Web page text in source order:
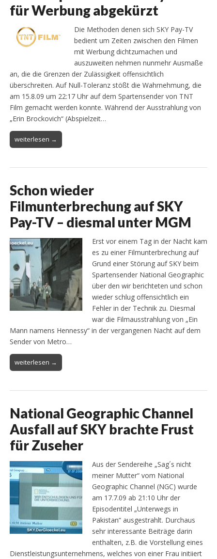
für Werbung abgekürzt
Die Methoden denen sich SKY Pay-TV
bedient um Zeiten zwischen den Filmen
mit Werbung dichtzumachen und
auszuweiten nehmen nunmehr Ausmaße
an, die die Grenzen der Zulässigkeit offensichtlich
überschreiten. Auf Null-Toleranz stößt die Wahrnehmung, die
am 15.8.09 um 22:17 Uhr auf dem Spartensender von TNT
Film gemacht werden konnte. Während der Ausstrahlung von
„Erin Brockovich“ (Abspielzeit…
weiterlesen →
Schon wieder
Filmunterbrechung auf SKY
Pay-TV – diesmal unter MGM
Erst vor einem Tag in der Nacht kam
es zu einer Filmunterbrechung auf
Grund einer Störung auf SKY beim
Spartensender National Geographic
über den wir berichteten und schon
wieder schlug offensichtlich ein
Fehler in der Technik zu. Diesmal
war die Filmausstrahlung von „Ein
Mann namens Hennessy“ in der vergangenen Nacht auf dem
Sender von Metro…
weiterlesen →
National Geographic Channel
Ausfall auf SKY brachte Frust
für Zuseher
Aus der Sendereihe „Sag´s nicht
meiner Mutter“ vom National
Geographic Channel (NGC) wurde
am 17.7.09 ab 21:10 Uhr der
Episodentitel „Unterwegs in
Pakistan“ ausgestrahlt. Durchaus
sehr interessante Beiträge darin
enthalten, z.B. die Vorstellung eines
Dienstleistungsunternehmens, welches von einer Frau initiiert